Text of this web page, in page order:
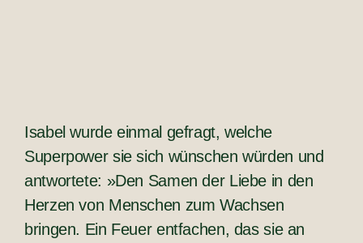
Isabel wurde einmal gefragt, welche
Superpower sie sich wünschen würden und
antwortete: »Den Samen der Liebe in den
Herzen von Menschen zum Wachsen
bringen. Ein Feuer entfachen, das sie an